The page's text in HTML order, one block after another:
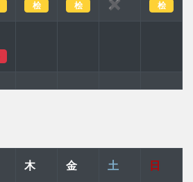
桧 桧
✖
桧
木 金 土 日